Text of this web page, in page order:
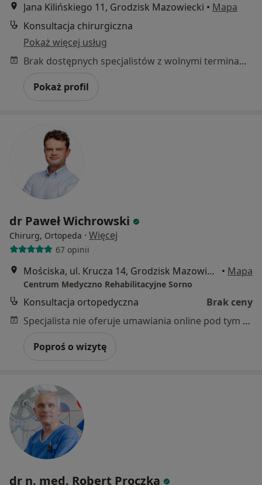
Jana Kilińskiego 11, Grodzisk Mazowiecki • Mapa
Konsultacja chirurgiczna
Pokaż więcej usług
Brak dostępnych specjalistów z wolnymi terminami w tym centrum medycznym.
Pokaż profil
dr Paweł Wichrowski
Chirurg, Ortopeda · Więcej
67 opinii
Mościska, ul. Krucza 14, Grodzisk Mazowiecki • Mapa
Centrum Medyczno Rehabilitacyjne Sorno
Konsultacja ortopedyczna
Brak ceny
Specjalista nie oferuje umawiania online pod tym adresem.
Poproś o wizytę
dr n. med. Robert Proczka